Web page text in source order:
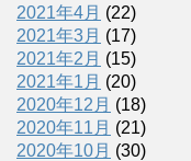
2021年4月 (22)
2021年3月 (17)
2021年2月 (15)
2021年1月 (20)
2020年12月 (18)
2020年11月 (21)
2020年10月 (30)